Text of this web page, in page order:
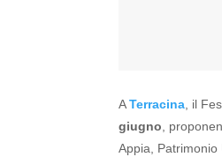
ATerracina, il
giugno,
Appia, Patrimonio